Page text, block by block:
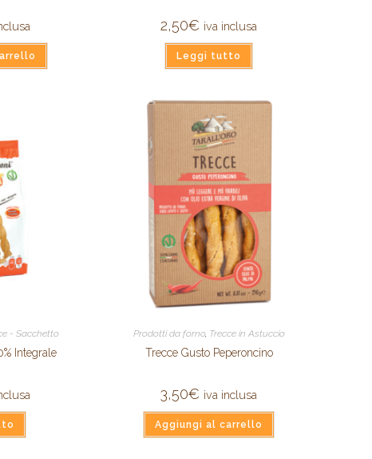
2,50€ iva inclusa
Leggi tutto
- Sacchetto
Integrale
Prodotti da forno, Trecce in Astuccio
Trecce Gusto Peperoncino
3,50€ iva inclusa
Aggiungi al carrello